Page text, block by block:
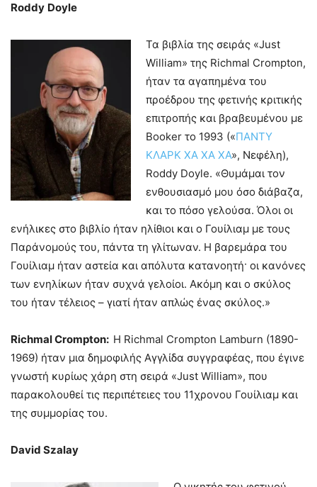
Roddy Doyle
Τα βιβλία της σειράς «Just
William» της Richmal Crompton,
ήταν τα αγαπημένα του
προέδρου της φετινής κριτικής
επιτροπής και βραβευμένου με
Booker το 1993 («ΠΑΝΤΥ
ΚΛΑΡΚ ΧΑ ΧΑ ΧΑ», Νεφέλη),
Roddy Doyle. «Θυμάμαι τον
ενθουσιασμό μου όσο διάβαζα,
και το πόσο γελούσα. Όλοι οι
ενήλικες στο βιβλίο ήταν ηλίθιοι και ο Γουίλιαμ με τους
Παράνομούς του, πάντα τη γλίτωναν. Η βαρεμάρα του
Γουίλιαμ ήταν αστεία και απόλυτα κατανοητή· οι κανόνες
των ενηλίκων ήταν συχνά γελοίοι. Ακόμη και ο σκύλος
του ήταν τέλειος – γιατί ήταν απλώς ένας σκύλος.»
Richmal Crompton: Η Richmal Crompton Lamburn (1890-
1969) ήταν μια δημοφιλής Αγγλίδα συγγραφέας, που έγινε
γνωστή κυρίως χάρη στη σειρά «Just William», που
παρακολουθεί τις περιπέτειες του 11χρονου Γουίλιαμ και
της συμμορίας του.
David Szalay